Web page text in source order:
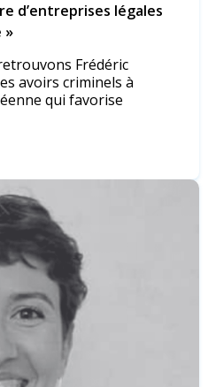
d’entreprises légales
»
Frédéric
avoirs criminels à
qui favorise